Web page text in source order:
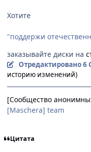
Хотите
"поддержи
заказывайте диски на
Отредактировано6
историю изменений)
[Сообщество
[Maschera] team
Цитата